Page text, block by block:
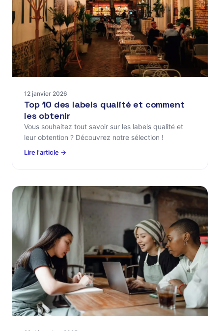
12 janvier 2026
Top 10 des labels qualité et comment
les obtenir
Vous souhaitez tout savoir sur les labels qualité et
leur obtention ? Découvrez notre sélection !
Lire l'article →